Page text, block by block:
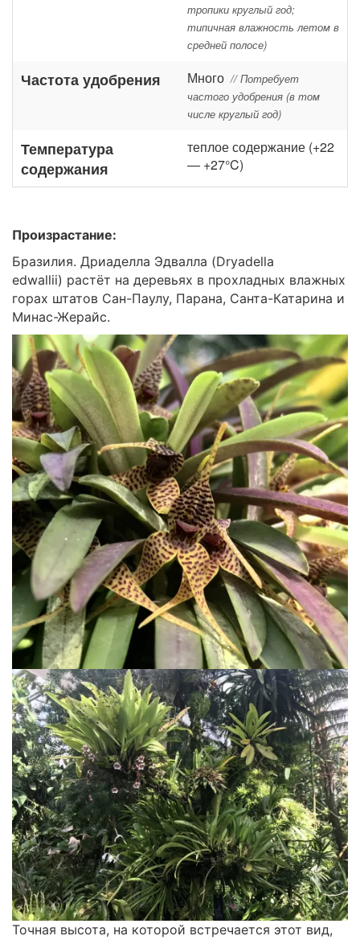
тропики круглый год;
типичная влажность летом в
средней полосе)
Частота удобрения Много // Потребует
частого удобрения (в том
числе круглый год)
Температура
содержания
теплое содержание (+22
— +27°C)
Произрастание:
Бразилия. Дриаделла Эдвалла (Dryadella
edwallii) растёт на деревьях в прохладных влажных
горах штатов Сан-Паулу, Парана, Санта-Катарина и
Минас-Жерайс.
Точная высота, на которой встречается этот вид,